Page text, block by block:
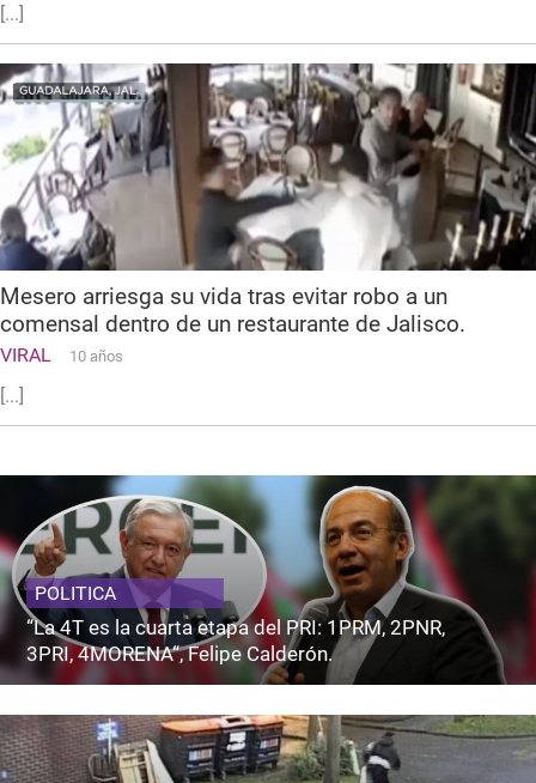
[...]
Mesero arriesga su vida tras evitar robo a un
comensal dentro de un restaurante de Jalisco.
VIRAL 10 años
[...]
POLITICA
“La 4T es la cuarta etapa del PRI: 1PRM, 2PNR,
3PRI, 4MORENA“, Felipe Calderón.